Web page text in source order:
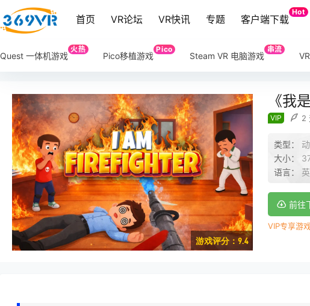
首页 VR论坛 VR快讯 专题 客户端下载
Hot
Quest 一体机游戏
火热
Pico移植游戏
Pico
Steam VR 电脑游戏
串流
游戏评分：9.4
《我
VIP 2
类型：
大小：
语言：
前往
VIP专享游